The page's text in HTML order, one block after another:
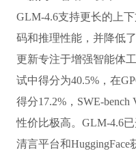
GLM-4.6支持更长的上
码和推理性能，并降低
更新专注于增强智能体
试中得分为40.5%，在
得分17.2%，SWE-
性价比极高。GLM-4.6
清言平台和HuggingFace